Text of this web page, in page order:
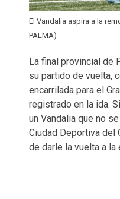
El Vandalia aspira a la
PALMA)
La final provincial de
su partido de vuelta,
encarrilada para el
registrado en la ida.
un Vandalia que no
Ciudad Deportiva del
de darle la vuelta a la